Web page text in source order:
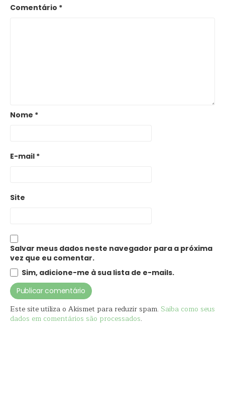
Comentário *
Nome *
E-mail *
Site
Salvar meus dados neste navegador para a próxima
vez que eu comentar.
Sim, adicione-me à sua lista de e-mails.
Este site utiliza o Akismet para reduzir spam. Saiba como seus
dados em comentários são processados.